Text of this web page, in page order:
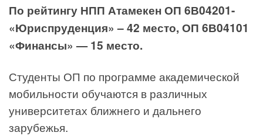
По рейтингу НПП Атамекен ОП 6В04201-
«Юриспруденция» – 42 место, ОП 6В04101
«Финансы» — 15 место.
Студенты ОП по программе академической
мобильности обучаются в различных
университетах ближнего и дальнего
зарубежья.